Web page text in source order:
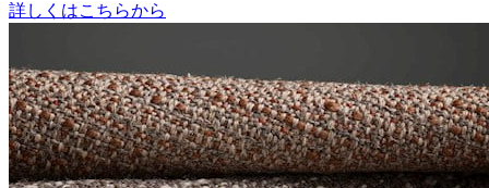
詳しくはこちらから